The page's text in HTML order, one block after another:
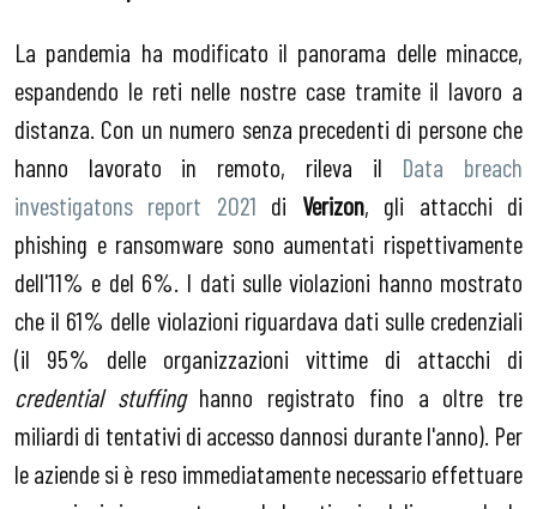
La pandemia ha modificato il panorama delle minacce,
espandendo le reti nelle nostre case tramite il lavoro a
distanza. Con un numero senza precedenti di persone che
hanno lavorato in remoto, rileva il Data breach
investigatons report 2021 di Verizon, gli attacchi di
phishing e ransomware sono aumentati rispettivamente
dell'11% e del 6%. I dati sulle violazioni hanno mostrato
che il 61% delle violazioni riguardava dati sulle credenziali
(il 95% delle organizzazioni vittime di attacchi di
credential stuffinghanno registrato fino a oltre tre
miliardi di tentativi di accesso dannosi durante l'anno). Per
le aziende si è reso immediatamente necessario effettuare